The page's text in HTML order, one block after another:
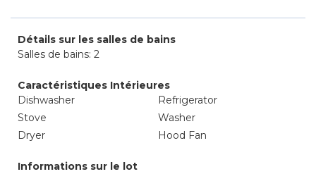
Détails sur les salles de bains
Salles de bains: 2
Caractéristiques Intérieures
Dishwasher
Refrigerator
Stove
Washer
Dryer
Hood Fan
Informations sur le lot